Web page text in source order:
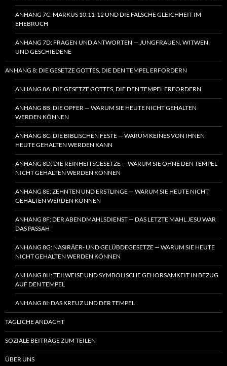
ANHANG 7C: MARKUS 10:11-12 UND DIE FALSCHE GLEICHHEIT IM
EHEBRUCH
ANHANG 7D: FRAGEN UND ANTWORTEN — JUNGFRAUEN, WITWEN
UND GESCHIEDENE
ANHANG 8: DIE GESETZE GOTTES, DIE DEN TEMPEL ERFORDERN
ANHANG 8A: DIE GESETZE GOTTES, DIE DEN TEMPEL ERFORDERN
ANHANG 8B: DIE OPFER — WARUM SIE HEUTE NICHT GEHALTEN
WERDEN KÖNNEN
ANHANG 8C: DIE BIBLISCHEN FESTE — WARUM KEINES VON IHNEN
HEUTE GEHALTEN WERDEN KANN
ANHANG 8D: DIE REINHEITSGESETZE — WARUM SIE OHNE DEN TEMPEL
NICHT GEHALTEN WERDEN KÖNNEN
ANHANG 8E: ZEHNTEN UND ERSTLINGE — WARUM SIE HEUTE NICHT
GEHALTEN WERDEN KÖNNEN
ANHANG 8F: DER ABENDMAHLSDIENST — DAS LETZTE MAHL JESU WAR
DAS PASSAH
ANHANG 8G: NASIRÄER- UND GELÜBDEGESETZE — WARUM SIE HEUTE
NICHT GEHALTEN WERDEN KÖNNEN
ANHANG 8H: TEILWEISE UND SYMBOLISCHE GEHORSAMKEIT IN BEZUG
AUF DEN TEMPEL
ANHANG 8I: DAS KREUZ UND DER TEMPEL
TÄGLICHE ANDACHT
SOZIALE BEITRÄGE ZUM TEILEN
ÜBER UNS